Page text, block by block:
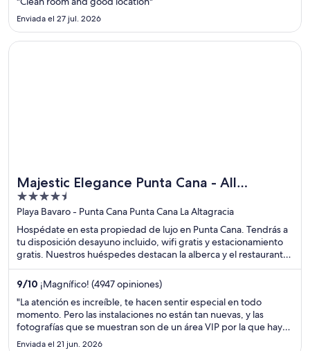
Enviada el 27 jul. 2026
Majestic Elegance Punta Cana - All
Inclusive
4.5
out
of
5
Playa Bavaro - Punta Cana Punta Cana La Altagracia
Hospédate en esta propiedad de lujo en Punta Cana. Tendrás a
tu disposición desayuno incluido, wifi gratis y estacionamiento
gratis. Nuestros huéspedes destacan la alberca y el restaurante
en sus opiniones. Estarás muy cerca de atracciones como Playa
Macao y Playa de Arena Gorda.
9/10 ¡Magnífico! (4947 opiniones)
"La atención es increíble, te hacen sentir especial en todo
momento. Pero las instalaciones no están tan nuevas, y las
fotografías que se muestran son de un área VIP por la que hay
que pagar un adicional."
Enviada el 21 jun. 2026
Se abrirá en una nueva ventana
Majestic Elegance Punta Cana - All Inclusive